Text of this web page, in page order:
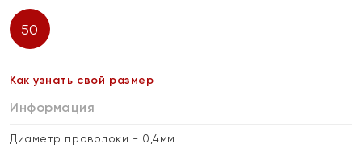
50
Как узнать свой размер
Информация
Диаметр проволоки - 0,4мм